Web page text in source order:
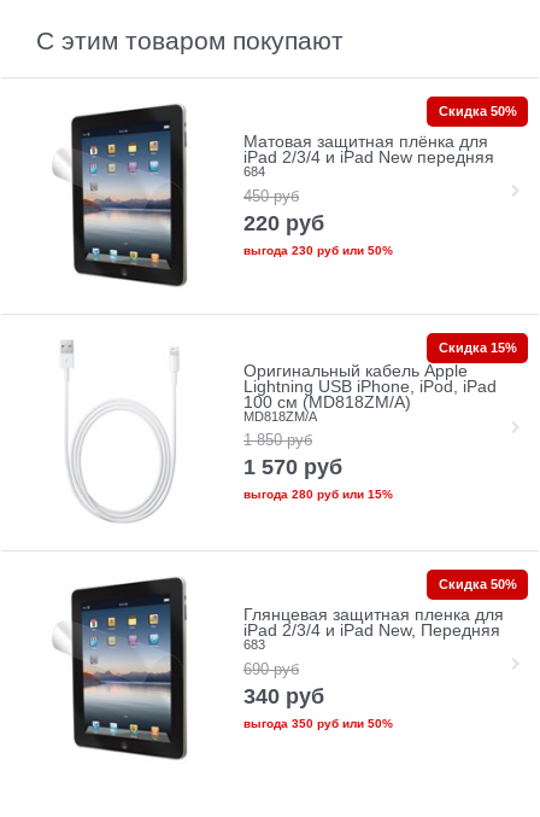
С этим товаром покупают
Матовая защитная плёнка для
iPad 2/3/4 и iPad New передняя
684
450 руб
220 руб
выгода 230 рубили 50%
Скидка 50%
Оригинальный кабель Apple
Lightning USB iPhone, iPod, iPad
100 см (MD818ZM/A)
MD818ZM/A
1 850 руб
1 570 руб
выгода 280 рубили 15%
Скидка 15%
Глянцевая защитная пленка для
iPad 2/3/4 и iPad New, Передняя
683
690 руб
340 руб
выгода 350 рубили 50%
Скидка 50%